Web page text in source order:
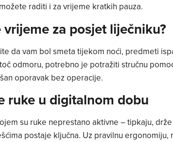
raditi i za vrijeme kratkih pauza.
vrijeme za posjet liječniku?
da vam bol smeta tijekom noći, predmeti
odmoru, potrebno je potražiti stručnu
oporavak bez operacije.
ruke u digitalnom dobu
su ruke neprestano aktivne – tipkaju,
postaje ključna. Uz pravilnu